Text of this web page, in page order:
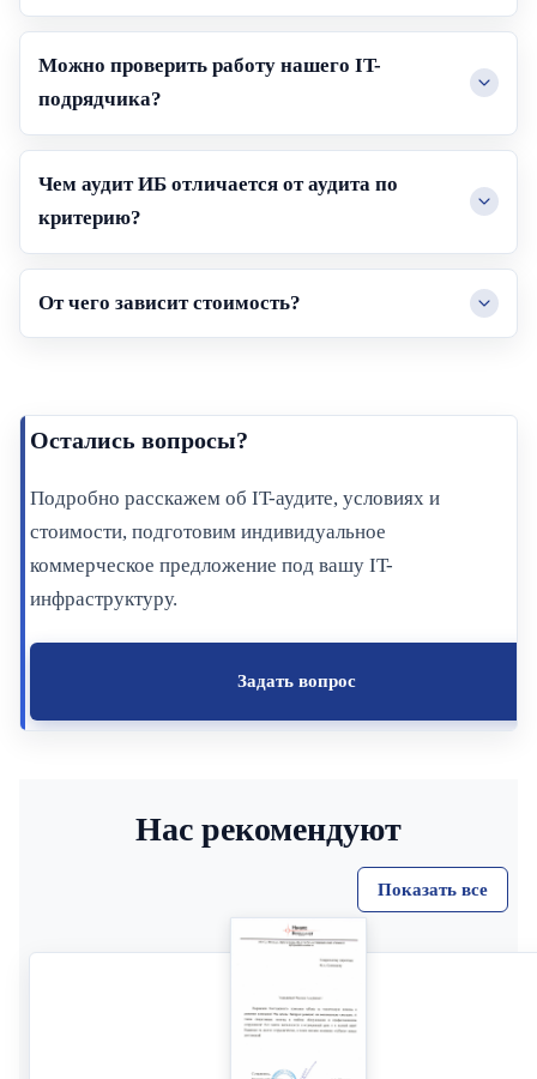
Можно проверить работу нашего IT-
подрядчика?
Чем аудит ИБ отличается от аудита по
критерию?
От чего зависит стоимость?
Остались вопросы?
Подробно расскажем об IT-аудите, условиях и
стоимости, подготовим индивидуальное
коммерческое предложение под вашу IT-
инфраструктуру.
Задать вопрос
Нас рекомендуют
Показать все